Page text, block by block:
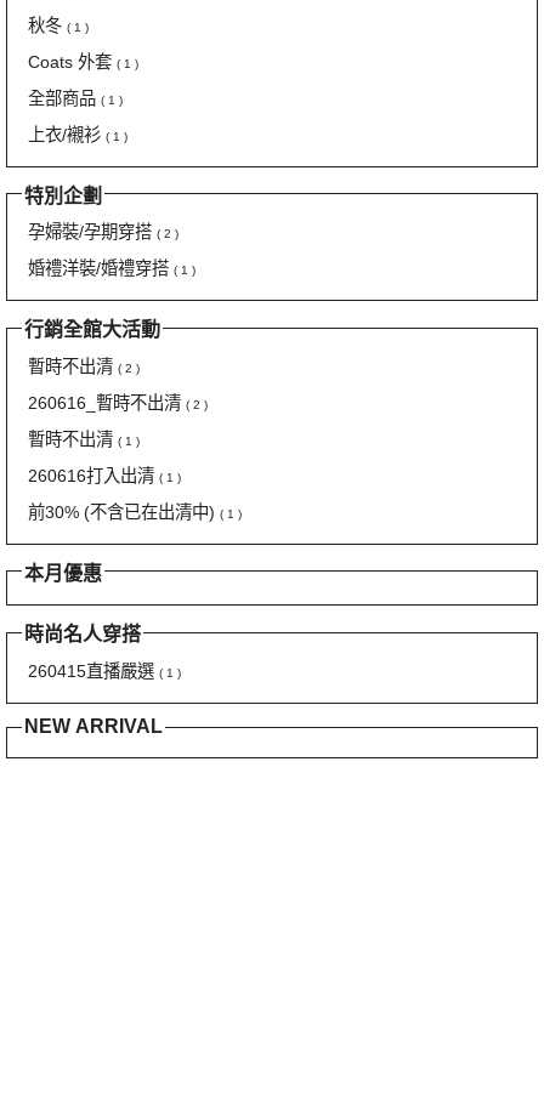
秋冬 ( 1 )
Coats 外套 ( 1 )
全部商品 ( 1 )
上衣/襯衫 ( 1 )
特別企劃
孕婦裝/孕期穿搭 ( 2 )
婚禮洋裝/婚禮穿搭 ( 1 )
行銷全館大活動
暫時不出清 ( 2 )
260616_暫時不出清 ( 2 )
暫時不出清 ( 1 )
260616打入出清 ( 1 )
前30% (不含已在出清中) ( 1 )
本月優惠
時尚名人穿搭
260415直播嚴選 ( 1 )
NEW ARRIVAL